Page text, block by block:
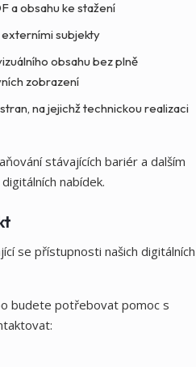
a obsahu ke stažení
subjekty
obsahu bez plně
zobrazení
na jejichž technickou realizaci
stávajících bariér a dalším
nabídek.
se přístupnosti našich digitálních
budete potřebovat pomoc s